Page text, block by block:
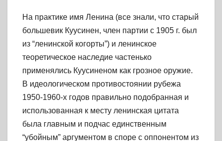
На практике имя Ленина (все знали, что старый
большевик Куусинен, член партии с 1905 г. был
из “ленинской когорты”) и ленинское
теоретическое наследие частенько
применялись Куусиненом как грозное оружие.
В идеологическом противостоянии рубежа
1950-1960-х годов правильно подобранная и
использованная к месту ленинская цитата
была главным и подчас единственным
“убойным” аргументом в споре с оппонентом из